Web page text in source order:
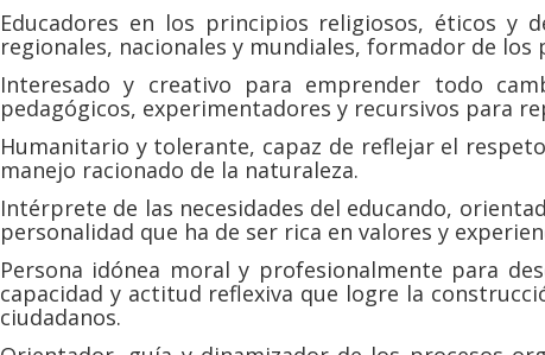
Educadores en los principios religiosos, éticos y
regionales, nacionales y mundiales, formador de
Interesado y creativo para emprender todo
pedagógicos, experimentadores y recursivos para
Humanitario y tolerante, capaz de reflejar el
manejo racionado de la naturaleza.
Intérprete de las necesidades del educando,
personalidad que ha de ser rica en valores y
Persona idónea moral y profesionalmente para
capacidad y actitud reflexiva que logre la
ciudadanos.